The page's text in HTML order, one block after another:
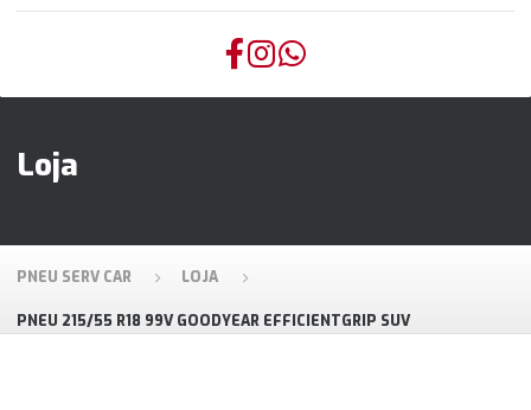
Loja
PNEU SERV CAR LOJA
PNEU 215/55 R18 99V GOODYEAR EFFICIENTGRIP SUV